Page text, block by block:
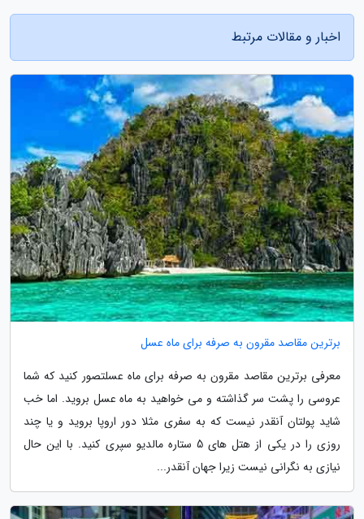
اخبار و مقالات مرتبط
برترین مقاصد مقرون به صرفه برای ماه عسل
معرفی برترین مقاصد مقرون به صرفه برای ماه عسلتصور کنید که شما
عروسی را پشت سر گذاشته و می خواهید به ماه عسل بروید. اما خب
شاید پولتان آنقدر نیست که به سفری مثلا دور اروپا بروید و یا چند
روزی را در یکی از هتل های 5 ستاره مالدیو سپری کنید. با این حال
نیازی به نگرانی نیست زیرا جهان آنقدر...